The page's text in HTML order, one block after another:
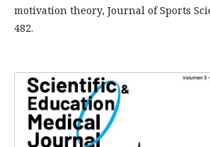
motivation theory, Journal of Sports
482.